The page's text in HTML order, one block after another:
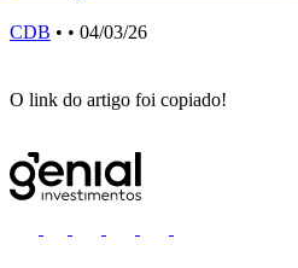
CDB • • 04/03/26
O link do artigo foi copiado!